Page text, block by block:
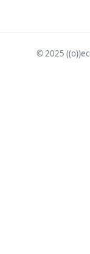
© 2025